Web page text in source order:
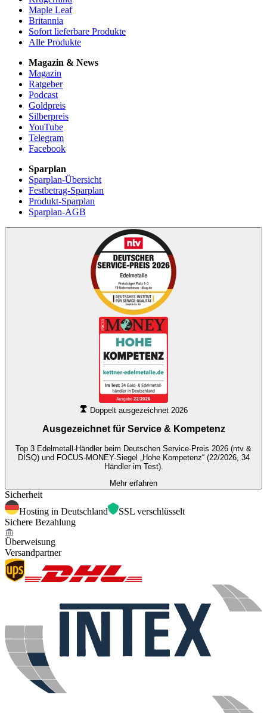
Maple Leaf
Britannia
Sofort lieferbare Produkte
Alle Produkte
Magazin & News
Magazin
Ratgeber
Podcast
Goldpreis
Silberpreis
YouTube
Telegram
Facebook
Sparplan
Sparplan-Übersicht
Festbetrag-Sparplan
Produkt-Sparplan
Sparplan-AGB
Doppelt ausgezeichnet 2026
Ausgezeichnet für Service & Kompetenz
Top 3 Edelmetall-Händler beim Deutschen Service-Preis 2026 (ntv &
DISQ) und FOCUS-MONEY-Siegel „Hohe Kompetenz“ (22/2026, 34
Händler im Test).
Mehr erfahren
Sicherheit
Hosting in Deutschland
SSL verschlüsselt
Sichere Bezahlung
Überweisung
Versandpartner